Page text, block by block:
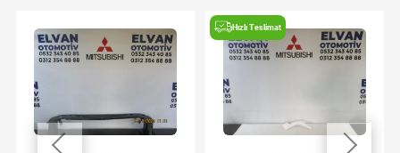
Hızlı Teslimat